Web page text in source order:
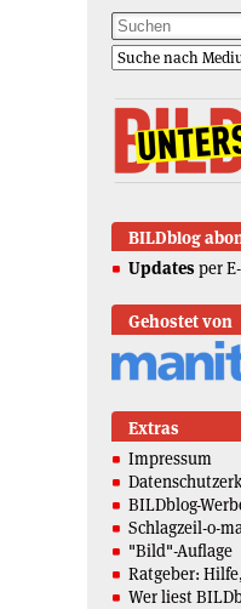
BILDblog
Updates per
Gehostet von
Extras
Impressum
BILDblog-
Schlagzeil-o-
"Bild"-Auflage
Ratgeber:
Wer liest